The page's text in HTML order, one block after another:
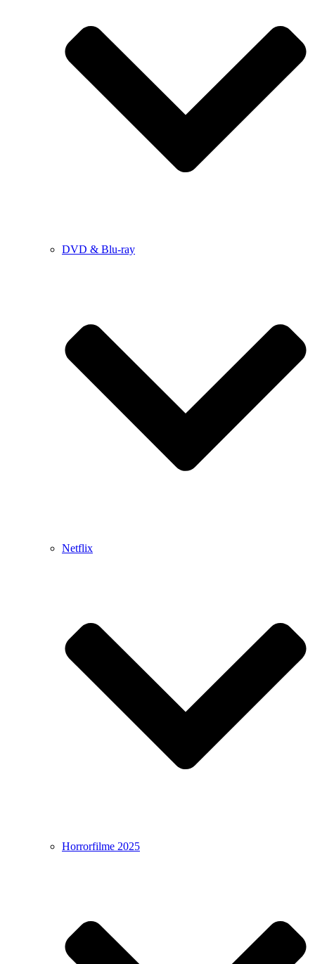
DVD & Blu-ray
Netflix
Horrorfilme 2025